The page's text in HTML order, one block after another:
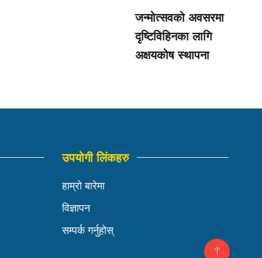
जन्मोत्सवको अवसरमा
दृष्टिविहिनका लागि
अक्षयकोष स्थापना
उपयोगी लिंकहरु
हाम्रो बारेमा
विज्ञापन
सम्पर्क गर्नुहोस्